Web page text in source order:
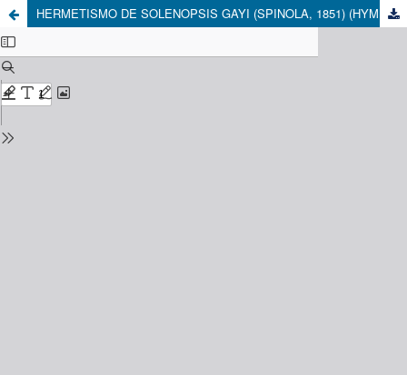
HERMETISMO DE SOLENOPSIS GAYI (SPINOLA, 1851) (HYMENOPTERA: FORMICIDAE) SOBRE RETICULITERMES FLAVIPES (HOLLAR, 1837) (ISOPTERA: RHINOTERMITIDAE) EN NIDOS ARTIFICIALES